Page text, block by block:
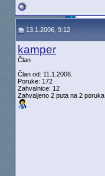
13.1.2006, 9:12
kamper
Član
Član od: 11.1.2006.
Poruke: 172
Zahvalnice: 12
Zahvaljeno 2 puta na 2 poruka